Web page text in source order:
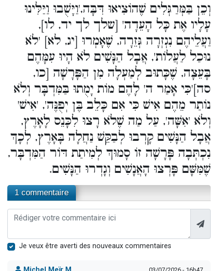
וְכֵן בַּמְּרַגְּלִים שֶׁהוֹצִיאוּ דִּבָּה,'וַיָּשֻׁבוּ וַיַּלִּינוּ
עָלָיו אֶת כָּל הָעֵדָה' [שלך לך יד, לו],
וַעֲלֵיהֶם נִגְזְרָה גְּזֵרָה, שֶׁאָמְרוּ [יג, לא] 'לֹא
נוּכַל לַעֲלוֹת', אֲבָל הַנָּשִׁים לֹא הָיוּ עִמָּהֶם
בָּעֵצָה, שֶׁכָּתוּב לְמַעְלָה מִן הַפָּרָשָׁה [כו,
סה]'כִּי אָמַר ה' לָהֶם מוֹת יָמֻתוּ בַּמִּדְבָּר וְלֹא
נוֹתַר מֵהֶם אִישׁ כִּי אִם כָּלֵב בֶּן יְפֻנֶּה', 'אִישׁ'
וְלֹא 'אִשָּׁה', עַל מַה שֶׁלֹא רָצוּ לִכָּנֵס לָאָרֶץ,
אֲבָל הַנָּשִׁים קָרְבוּ לְבַקֵּשׁ נַחֲלָה בָּאָרֶץ, לְכָךְ
נִכְתְּבָה פָּרָשָׁה זוֹ סָמוּךְ לְמִיתַת דּוֹר הַמִּדְבָּר,
שֶׁמִּשָּׁם פָּרְצוּ הָאֲנָשִׁים וְגָדְרוּ הַנָּשִׁים.
1 commentaire
Je veux être averti des nouveaux commentaires